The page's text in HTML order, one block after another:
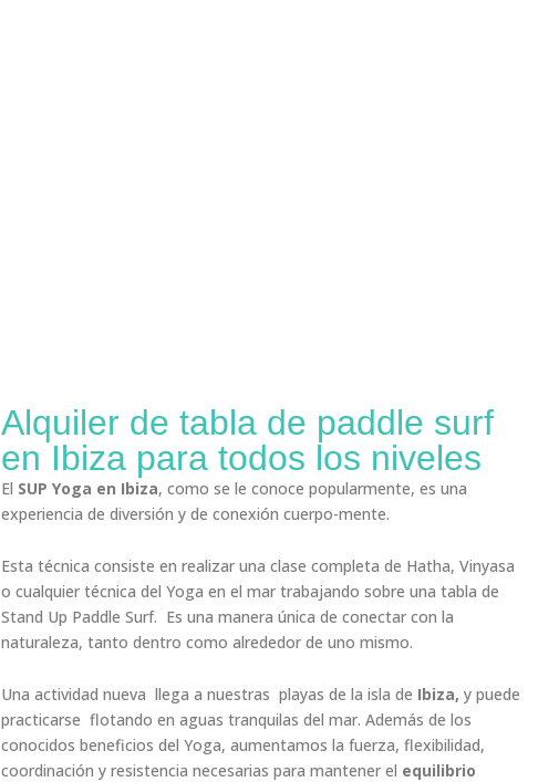
Alquiler de tabla de paddle surf
en Ibiza para todos los niveles
El SUP Yoga en Ibiza, como se le conoce popularmente, es una
experiencia de diversión y de conexión cuerpo-mente.
Esta técnica consiste en realizar una clase completa de Hatha, Vinyasa
o cualquier técnica del Yoga en el mar trabajando sobre una tabla de
Stand Up Paddle Surf. Es una manera única de conectar con la
naturaleza, tanto dentro como alrededor de uno mismo.
Una actividad nueva llega a nuestras playas de la isla de Ibiza, y puede
practicarse flotando en aguas tranquilas del mar. Además de los
conocidos beneficios del Yoga, aumentamos la fuerza, flexibilidad,
coordinación y resistencia necesarias para mantener el equilibrio